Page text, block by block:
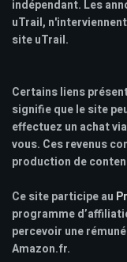
indépendant. Les
uTrail,
site uTrail.
Certains liens
signifie que le site
effectuez un achat
vous. Ces revenus
production de
Ce site participe au
programme
percevoir une
Amazon.fr.